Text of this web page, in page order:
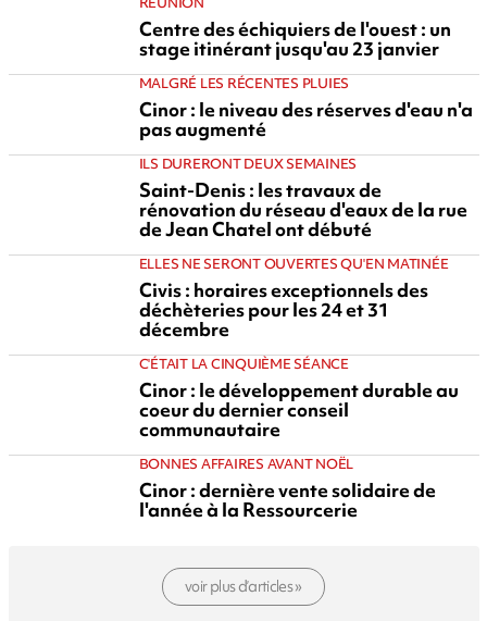
Centre des échiquiers de l'ouest : un
stage itinérant jusqu'au 23 janvier
MALGRÉ LES RÉCENTES PLUIES
Cinor : le niveau des réserves d'eau n'a
pas augmenté
ILS DURERONT DEUX SEMAINES
Saint-Denis : les travaux de
rénovation du réseau d'eaux de la rue
de Jean Chatel ont débuté
ELLES NE SERONT OUVERTES QU'EN MATINÉE
Civis : horaires exceptionnels des
déchèteries pour les 24 et 31
décembre
C'ÉTAIT LA CINQUIÈME SÉANCE
Cinor : le développement durable au
coeur du dernier conseil
communautaire
BONNES AFFAIRES AVANT NOËL
Cinor : dernière vente solidaire de
l'année à la Ressourcerie
voir plus d’articles »